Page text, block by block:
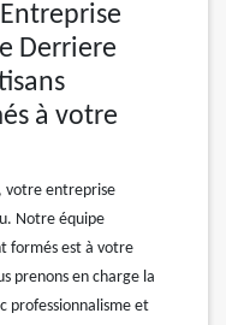
Derriere
à votre
votre entreprise
Notre équipe
formés est à votre
prenons en charge la
professionnalisme et